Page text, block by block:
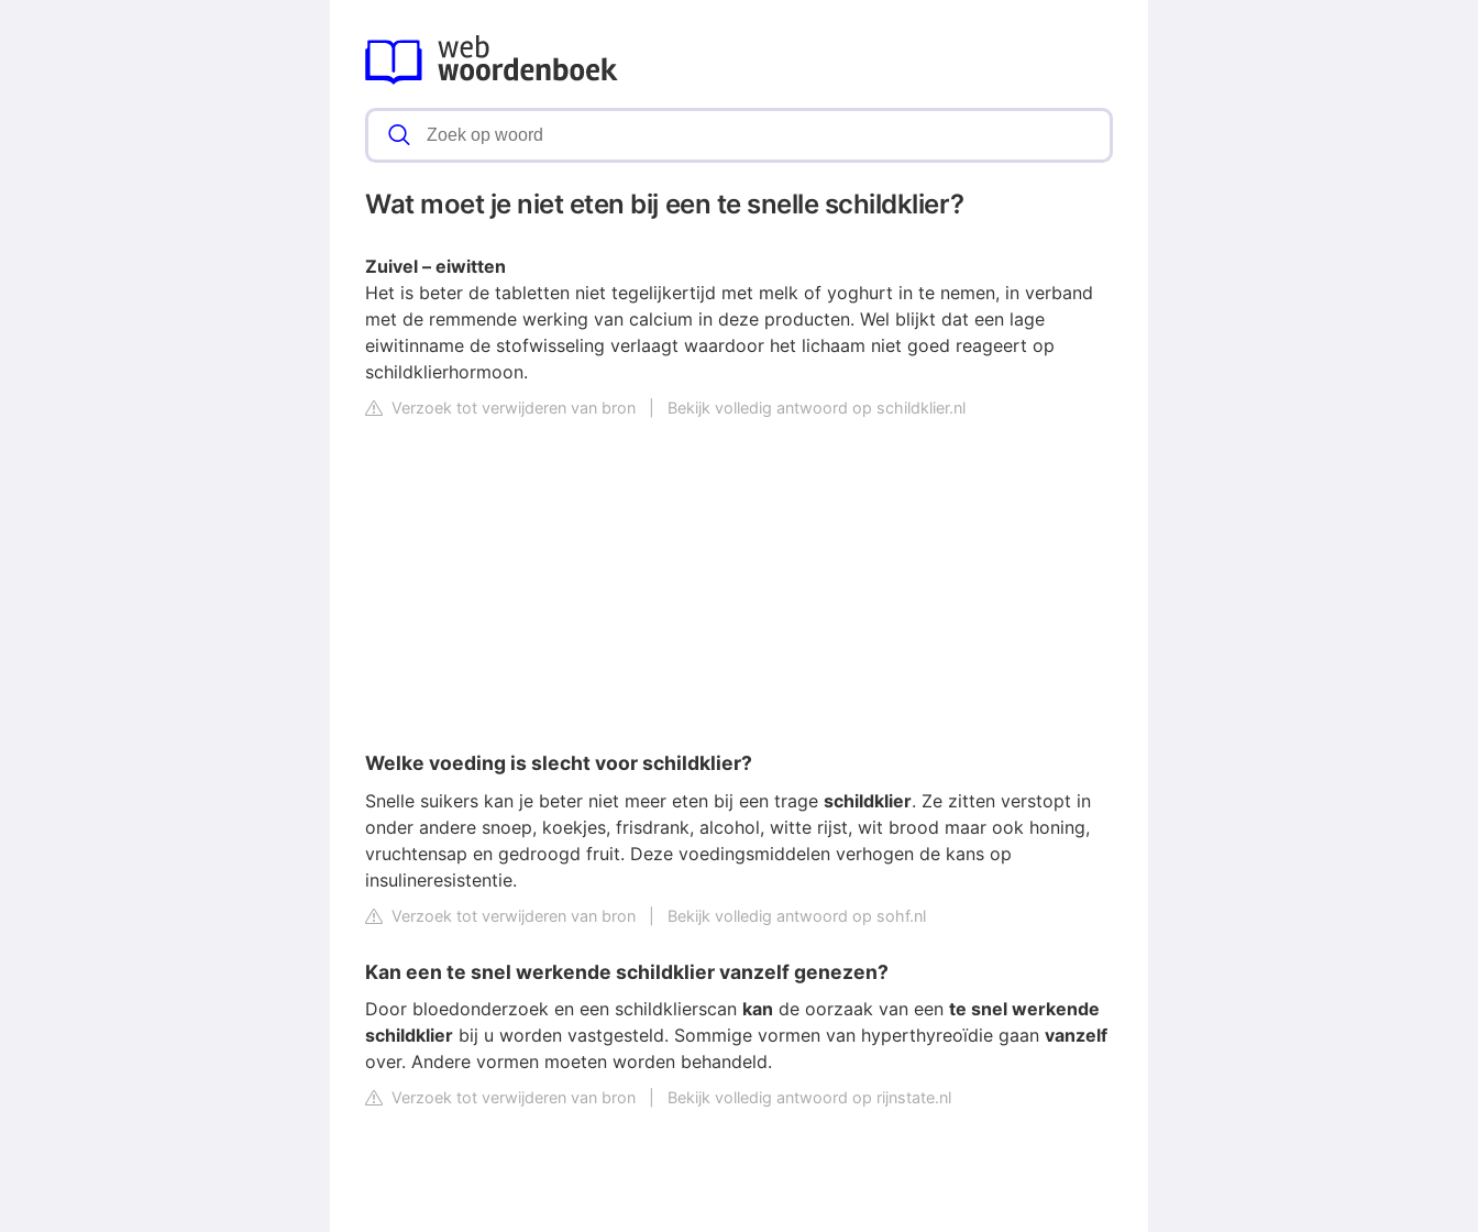
Wat moet je niet eten bij een te snelle schildklier?
Zuivel – eiwitten
Het is beter de tabletten niet tegelijkertijd met melk of yoghurt in te nemen, in verband
met de remmende werking van calcium in deze producten. Wel blijkt dat een lage
eiwitinname de stofwisseling verlaagt waardoor het lichaam niet goed reageert op
schildklierhormoon.
Verzoek tot verwijderen van bron Bekijk volledig antwoord op schildklier.nl
Welke voeding is slecht voor schildklier?
Snelle suikers kan je beter niet meer eten bij een trage schildklier. Ze zitten verstopt in
onder andere snoep, koekjes, frisdrank, alcohol, witte rijst, wit brood maar ook honing,
vruchtensap en gedroogd fruit. Deze voedingsmiddelen verhogen de kans op
insulineresistentie.
Verzoek tot verwijderen van bron Bekijk volledig antwoord op sohf.nl
Kan een te snel werkende schildklier vanzelf genezen?
Door bloedonderzoek en een schildklierscan kan de oorzaak van een te snel werkende
schildklier bij u worden vastgesteld. Sommige vormen van hyperthyreoïdie gaan vanzelf
over. Andere vormen moeten worden behandeld.
Verzoek tot verwijderen van bron Bekijk volledig antwoord op rijnstate.nl